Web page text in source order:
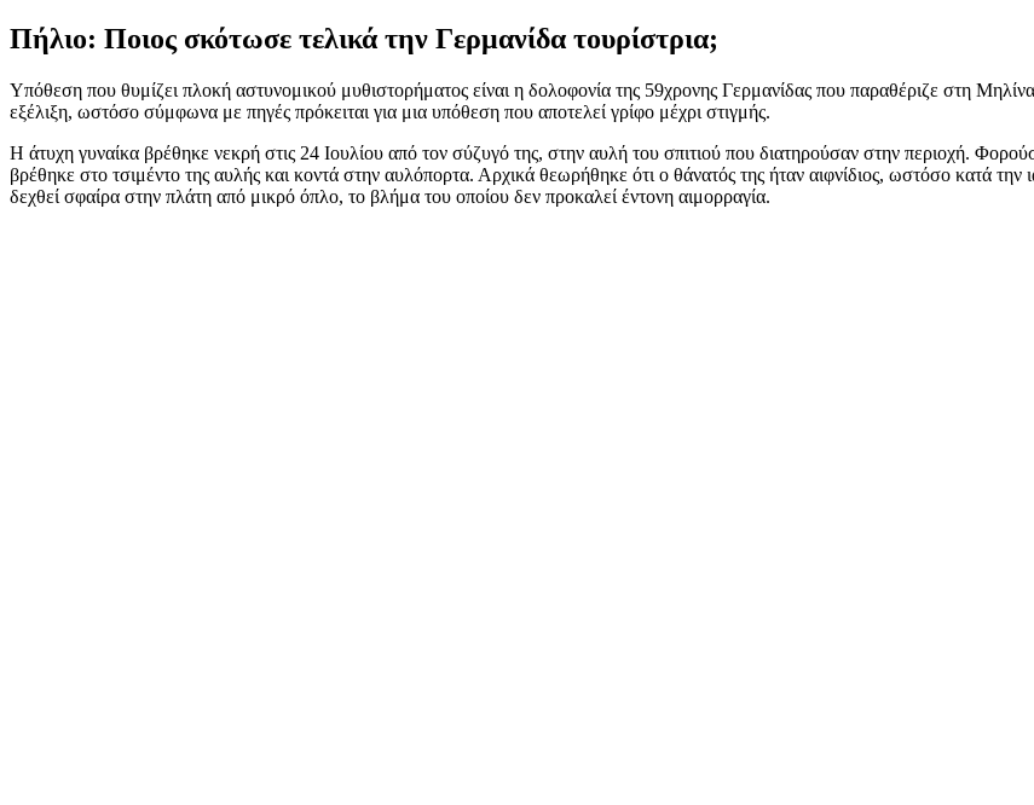
Πήλιο: Ποιος σκότωσε τελικά την Γερμανίδα τουρίστρια;
Υπόθεση που θυμίζει πλοκή αστυνομικού μυθιστορήματος είναι η δολοφονία της 59χρονης Γερμανίδας που παραθέριζε στη
εξέλιξη, ωστόσο σύμφωνα με πηγές πρόκειται για μια υπόθεση που αποτελεί γρίφο μέχρι στιγμής.
Η άτυχη γυναίκα βρέθηκε νεκρή στις 24 Ιουλίου από τον σύζυγό της, στην αυλή του σπιτιού που διατηρούσαν στην περιοχή.
βρέθηκε στο τσιμέντο της αυλής και κοντά στην αυλόπορτα. Αρχικά θεωρήθηκε ότι ο θάνατός της ήταν αιφνίδιος, ωστόσο κατά την
δεχθεί σφαίρα στην πλάτη από μικρό όπλο, το βλήμα του οποίου δεν προκαλεί έντονη αιμορραγία.